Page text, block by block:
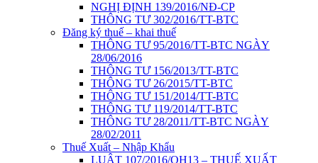
NGHỊ ĐỊNH 139/2016/NĐ-CP
THÔNG TƯ 302/2016/TT-BTC
Đăng ký thuế – khai thuế
THÔNG TƯ 95/2016/TT-BTC NGÀY
28/06/2016
THÔNG TƯ 156/2013/TT-BTC
THÔNG TƯ 26/2015/TT-BTC
THÔNG TƯ 151/2014/TT-BTC
THÔNG TƯ 119/2014/TT-BTC
THÔNG TƯ 28/2011/TT-BTC NGÀY
28/02/2011
Thuế Xuất – Nhập Khẩu
LUẬT 107/2016/QH13 – THUẾ XUẤT